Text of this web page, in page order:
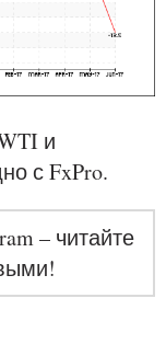
и
с FxPro.
– читайте